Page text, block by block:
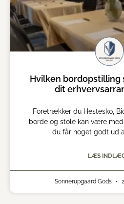
Hvilken
dit
Foretrækker du Hestesko,
borde og stole kan være
du får noget godt ud
LÆS
Sonnerupgaard Gods